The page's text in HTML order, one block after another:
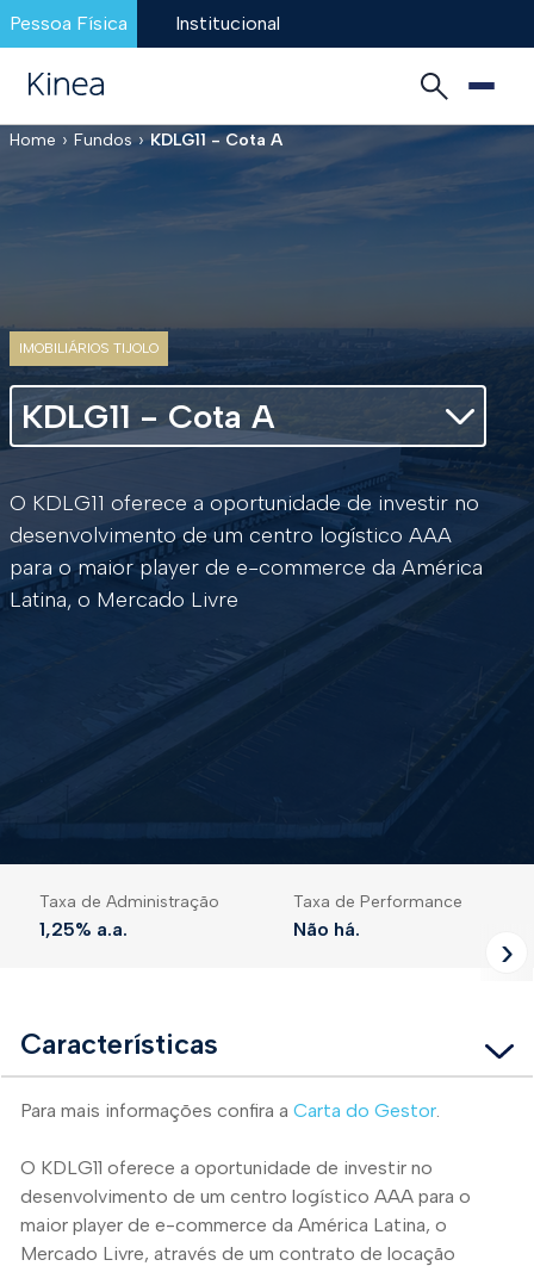
Pessoa Física Institucional
Home › Fundos›KDLG11 - Cota A
IMOBILIÁRIOS TIJOLO
KDLG11 - Cota A
O KDLG11 oferece a oportunidade de investir no
desenvolvimento de um centro logístico AAA
para o maior player de e-commerce da América
Latina, o Mercado Livre
Taxa de Administração
1,25% a.a.
Taxa de Performance
Não há.
Next
Características
Para mais informações confira a Carta do Gestor.
O KDLG11 oferece a oportunidade de investir no
desenvolvimento de um centro logístico AAA para o
maior player de e-commerce da América Latina, o
Mercado Livre, através de um contrato de locação